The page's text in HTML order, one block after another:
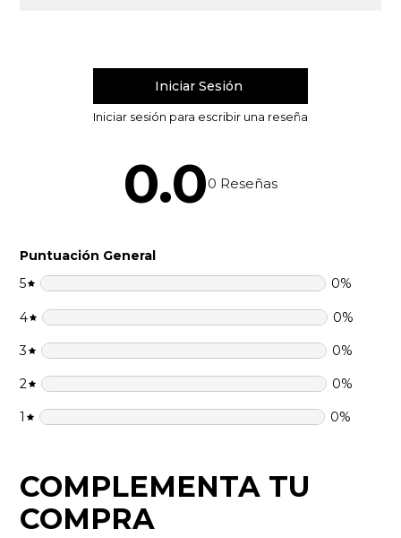
0.00 Reseñas
Puntuación General
5
0%
4 0%
3 0%
2 0%
1 0%
COMPLEMENTA TU
COMPRA